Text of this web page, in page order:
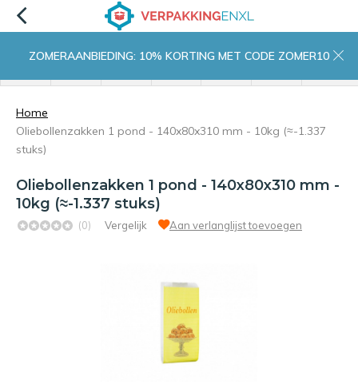
ZOMERAANBIEDING: 10% KORTING MET CODE ZOMER10
Home
Oliebollenzakken 1 pond - 140x80x310 mm - 10kg (≈-1.337
stuks)
Oliebollenzakken 1 pond - 140x80x310 mm -
10kg (≈-1.337 stuks)
(0) Vergelijk Aan verlanglijst toevoegen